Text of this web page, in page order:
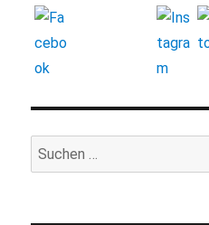
Suchen
nach: